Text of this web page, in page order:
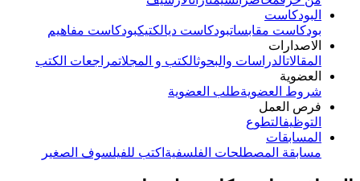
البودكاست
بودكاست مقابساتبودكاست ديالكتيكبودكاست مفاهيم
الاصدارات
المقالاتالدراسات والبحوثالكتب و المجلاتمراجعات الكتب
العضوية
شروط العضويةطلب العضوية
فرص العمل
التوظيفالتطوع
المسابقات
مسابقة المصطلحات الفلسفية اكتب للفيلسوف الصغير